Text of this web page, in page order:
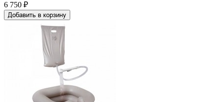
6 750 ₽
Добавить в корзину